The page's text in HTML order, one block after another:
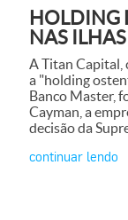
HOLDING
NAS
A Titan Capital,
a "holding
Banco Master,
Cayman, a
decisão da
continuar lendo